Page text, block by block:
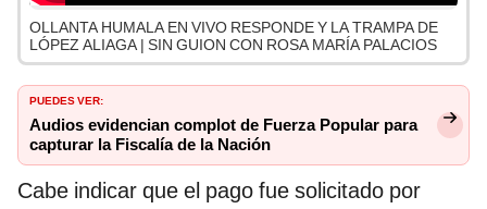
OLLANTA HUMALA EN VIVO RESPONDE Y LA TRAMPA DE
LÓPEZ ALIAGA | SIN GUION CON ROSA MARÍA PALACIOS
PUEDES VER:
Audios evidencian complot de Fuerza Popular para
capturar la Fiscalía de la Nación
Cabe indicar que el pago fue solicitado por